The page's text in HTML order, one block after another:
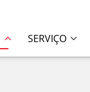
SERVIÇO